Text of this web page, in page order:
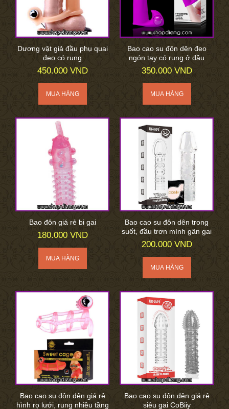
Dương vật giả đầu phụ quai
đeo có rung
450.000 VND
Bao cao su đôn dên đeo
ngón tay có rung ở đầu
350.000 VND
Bao đôn giá rẻ bi gai
180.000 VND
Bao cao su đôn dên trong
suốt, đầu trơn mình gân gai
200.000 VND
Bao cao su đôn dên giá rẻ
hình rọ lưới, rung nhiều tầng
Bao cao su đôn dên giá rẻ
siêu gai CoBiiy